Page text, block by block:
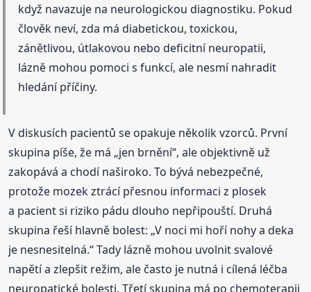
když navazuje na neurologickou diagnostiku. Pokud
člověk neví, zda má diabetickou, toxickou,
zánětlivou, útlakovou nebo deficitní neuropatii,
lázně mohou pomoci s funkcí, ale nesmí nahradit
hledání příčiny.
V diskusích pacientů se opakuje několik vzorců. První
skupina píše, že má „jen brnění“, ale objektivně už
zakopává a chodí naširoko. To bývá nebezpečné,
protože mozek ztrácí přesnou informaci z plosek
a pacient si riziko pádu dlouho nepřipouští. Druhá
skupina řeší hlavně bolest: „V noci mi hoří nohy a deka
je nesnesitelná.“ Tady lázně mohou uvolnit svalové
napětí a zlepšit režim, ale často je nutná i cílená léčba
neuropatické bolesti. Třetí skupina má po chemoterapii